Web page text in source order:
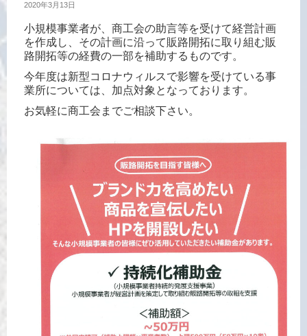
2020年3月13日
小規模事業者が、商工会の助言等を受けて経営計画
を作成し、その計画に沿って販路開拓に取り組む販
路開拓等の経費の一部を補助するものです。
今年度は新型コロナウィルスで影響を受けている事
業所については、加点対象となっております。
お気軽に商工会までご相談下さい。